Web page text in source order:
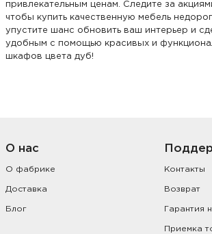
привлекательным ценам. Следите за
чтобы купить качественную мебель
упустите шанс обновить ваш интерьер и
удобным с помощью красивых и
шкафов цвета дуб!
О нас
О фабрике
Доставка
Блог
Контакты
Возврат
Гарантия
Приемка